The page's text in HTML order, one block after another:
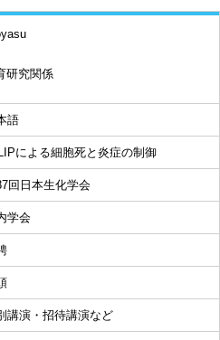
研究関係
語
による細胞死と炎症の制御
回日本生化学会
学会
講演・招待講演など